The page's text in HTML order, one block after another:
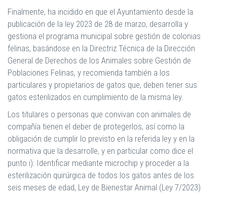
Finalmente, ha incidido en que el Ayuntamiento desde la
publicación de la ley 2023 de 28 de marzo, desarrolla y
gestiona el programa municipal sobre gestión de colonias
felinas, basándose en la Directriz Técnica de la Dirección
General de Derechos de los Animales sobre Gestión de
Poblaciones Felinas, y recomienda también a los
particulares y propietarios de gatos que, deben tener sus
gatos esterilizados en cumplimiento de la misma ley.
Los titulares o personas que convivan con animales de
compañía tienen el deber de protegerlos, así como la
obligación de cumplir lo previsto en la referida ley y en la
normativa que la desarrolle, y en particular como dice el
punto i): Identificar mediante microchip y proceder a la
esterilización quirúrgica de todos los gatos antes de los
seis meses de edad, Ley de Bienestar Animal (Ley 7/2023)